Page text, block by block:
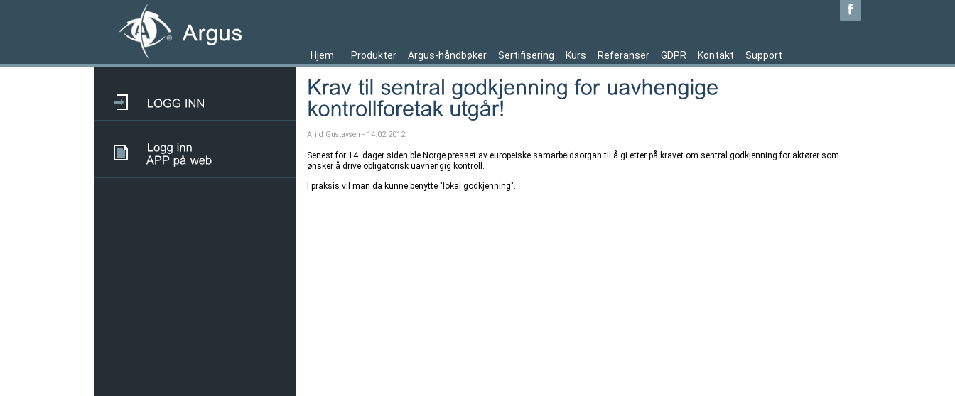
Hjem Produkter Argus-håndbøker Sertifisering Kurs Referanser GDPR Kontakt Support
Arild Gustavsen - 14.02.2012
Senest for 14. dager siden ble Norge presset av europeiske samarbeidsorgan til å gi etter på kravet om sentral godkjenning for aktører som
ønsker å drive obligatorisk uavhengig kontroll.
I praksis vil man da kunne benytte "lokal godkjenning".